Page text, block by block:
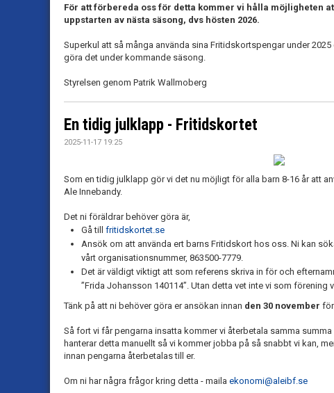
För att förbereda oss för detta kommer vi hålla möjligheten
uppstarten av nästa säsong, dvs hösten 2026.
Superkul att så många använda sina Fritidskortspengar under
göra det under kommande säsong.
Styrelsen genom Patrik Wallmoberg
En tidig julklapp - Fritidskortet
2025-11-17 19:25
Som en tidig julklapp gör vi det nu möjligt för alla barn 8-16 år att
Ale Innebandy.
Det ni föräldrar behöver göra är,
Gå till fritidskortet.se
Ansök om att använda ert barns Fritidskort hos oss. Ni kan
vårt organisationsnummer, 863500-7779.
Det är väldigt viktigt att som referens skriva in för och
”Frida Johansson 140114”. Utan detta vet inte vi som förening
Tänk på att ni behöver göra er ansökan innan den 30 november
Så fort vi får pengarna insatta kommer vi återbetala samma
hanterar detta manuellt så vi kommer jobba på så snabbt vi kan,
innan pengarna återbetalas till er.
Om ni har några frågor kring detta - maila ekonomi@aleibf.se